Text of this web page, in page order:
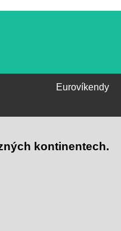
Eurovíkendy
kontinentech.